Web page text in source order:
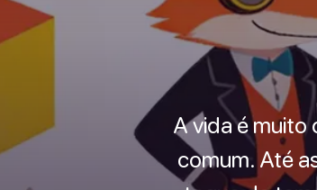
A vida é muito
comum. Até